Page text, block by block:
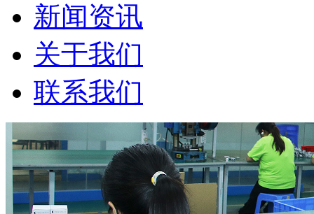
新闻资讯
关于我们
联系我们